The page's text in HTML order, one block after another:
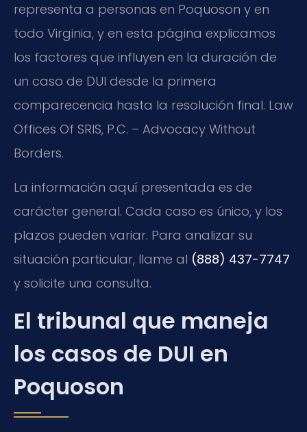
representa a personas en Poquoson y en
todo Virginia, y en esta página explicamos
los factores que influyen en la duración de
un caso de DUI desde la primera
comparecencia hasta la resolución final. Law
Offices Of SRIS, P.C. – Advocacy Without
Borders.
La información aquí presentada es de
carácter general. Cada caso es único, y los
plazos pueden variar. Para analizar su
situación particular, llame al (888) 437-7747
y solicite una consulta.
El tribunal que maneja
los casos de DUI en
Poquoson